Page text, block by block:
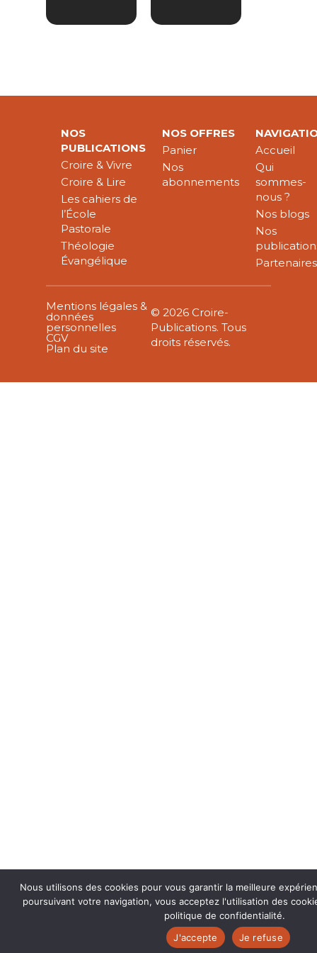
NOS
PUBLICATIONS
Croire & Vivre
Croire & Lire
Les cahiers de
l’École
Pastorale
Théologie
Évangélique
NOS OFFRES
Panier
Nos
abonnements
Accueil
Qui
sommes-
nous ?
Nos blogs
Nos
Partenaires
Mentions légales &
données
personnelles
CGV
Plan du site
© 2026 Croire-
Publications. Tous
droits réservés.
Nous utilisons des cookies pour vous garantir la meilleure
poursuivant votre navigation, vous acceptez l'utilisation des
politique de confidentialité.
J'accepte
Je refuse